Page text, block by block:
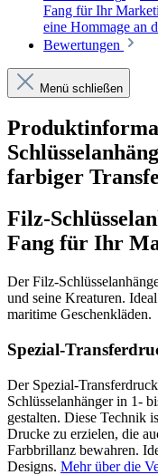
Fang für Ihr
eine Hommage an
Bewertungen
Menü schließen
farbiger
Filz-
Fang für Ihr
Der Filz-
und seine Kreaturen.
maritime Geschenkläden.
Spezial-
Der Spezial-
Schlüsselanhänger in 1-
gestalten. Diese Technik
Drucke zu erzielen, die
Farbbrillanz bewahren.
Designs. Mehr über die